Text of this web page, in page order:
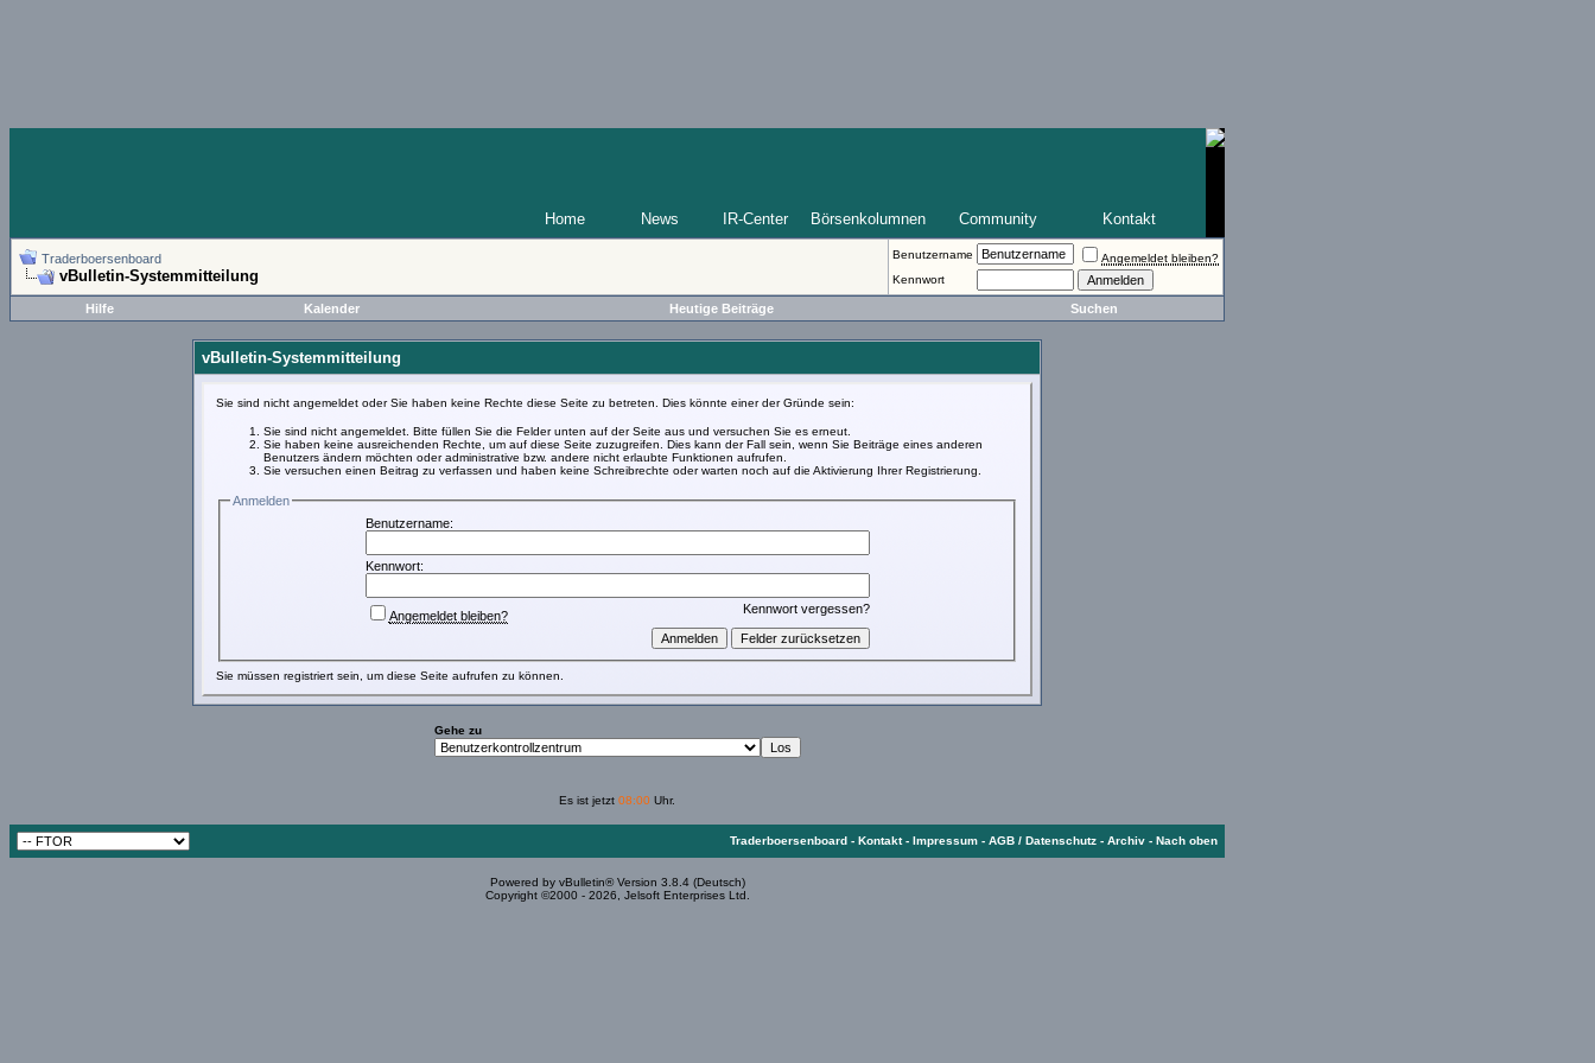
Home News IR-Center Börsenkolumnen Community Kontakt
Traderboersenboard
vBulletin-Systemmitteilung
Benutzername
Angemeldet bleiben?
Kennwort
Hilfe Kalender Heutige Beiträge Suchen
vBulletin-Systemmitteilung
Sie sind nicht angemeldet oder Sie haben keine Rechte diese Seite zu betreten. Dies könnte einer der Gründe sein:
Sie sind nicht angemeldet. Bitte füllen Sie die Felder unten auf der Seite aus und versuchen Sie es erneut.
Sie haben keine ausreichenden Rechte, um auf diese Seite zuzugreifen. Dies kann der Fall sein, wenn Sie Beiträge eines anderen
Benutzers ändern möchten oder administrative bzw. andere nicht erlaubte Funktionen aufrufen.
Sie versuchen einen Beitrag zu verfassen und haben keine Schreibrechte oder warten noch auf die Aktivierung Ihrer Registrierung.
Anmelden
Benutzername:
Kennwort:
Kennwort vergessen?
Angemeldet bleiben?
Sie müssen registriert sein, um diese Seite aufrufen zu können.
Gehe zu
Es ist jetzt 08:00 Uhr.
Traderboersenboard - Kontakt- Impressum - AGB / Datenschutz - Archiv - Nach oben
Powered by vBulletin® Version 3.8.4 (Deutsch)
Copyright ©2000 - 2026, Jelsoft Enterprises Ltd.